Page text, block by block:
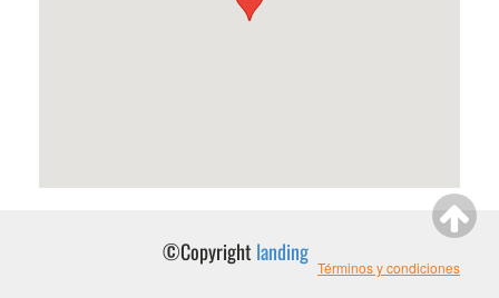
©Copyright landing
Términos y condiciones